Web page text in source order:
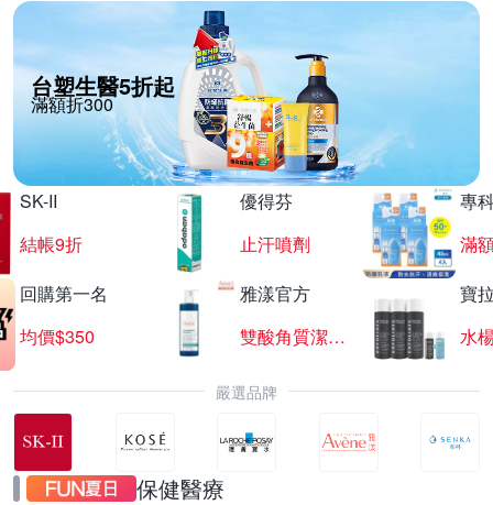
台塑生醫5折起
滿額折300
SK-II
結帳9折
優得芬
止汗噴劑
專
滿
回購第一名
均價$350
雅漾官方
雙酸角質潔膚露
寶
水
嚴選品牌
保健醫療